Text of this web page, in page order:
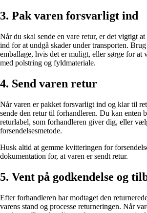
3. Pak varen forsvarligt ind
Når du skal sende en vare retur, er det vigtigt
ind for at undgå skader under transporten.
emballage, hvis det er muligt, eller sørge for at
med polstring og fyldmateriale.
4. Send varen retur
Når varen er pakket forsvarligt ind og klar til
sende den retur til forhandleren. Du kan enten
returlabel, som forhandleren giver dig, eller
forsendelsesmetode.
Husk altid at gemme kvitteringen for
dokumentation for, at varen er sendt retur.
5. Vent på godkendelse og
Efter forhandleren har modtaget den
varens stand og processe returneringen. Når